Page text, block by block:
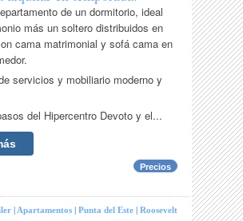
de un dormitorio, ideal
más un soltero distribuidos en
cama matrimonial y sofá cama en
servicios y mobiliario moderno y
del Hipercentro Devoto y el...
Precios
| Apartamentos |Punta del Este |Roosevelt